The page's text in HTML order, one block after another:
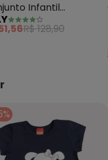
Infantil
Limões Azul
R$ 128,90